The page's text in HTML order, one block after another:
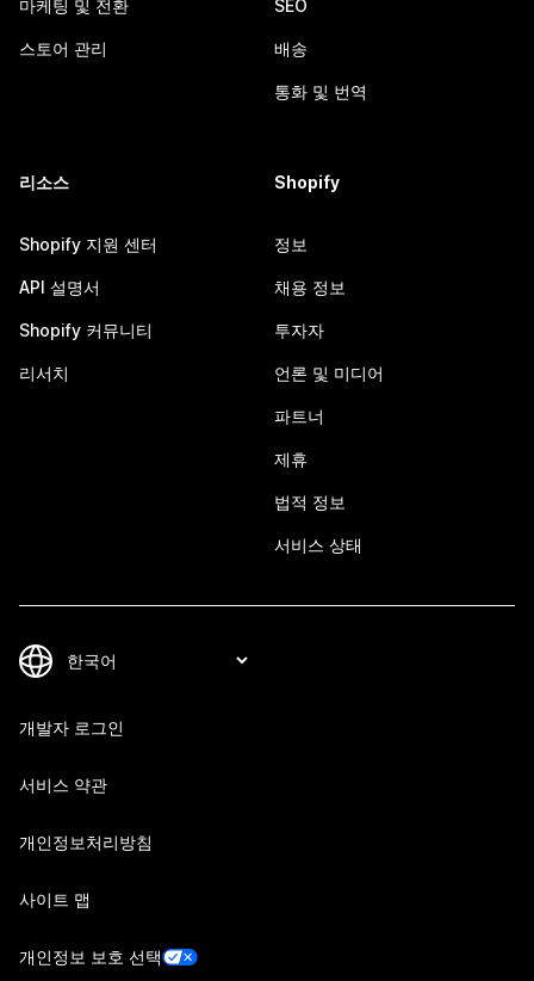
마케팅 및 전환
스토어 관리
SEO
배송
통화 및 번역
리소스
Shopify 지원 센터
API 설명서
Shopify 커뮤니티
리서치
Shopify
정보
채용 정보
투자자
언론 및 미디어
파트너
제휴
법적 정보
서비스 상태
개발자 로그인
서비스 약관
개인정보처리방침
사이트 맵
개인정보 보호 선택